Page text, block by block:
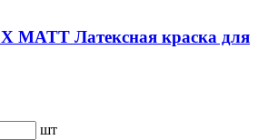
MATT Латексная краска для
шт